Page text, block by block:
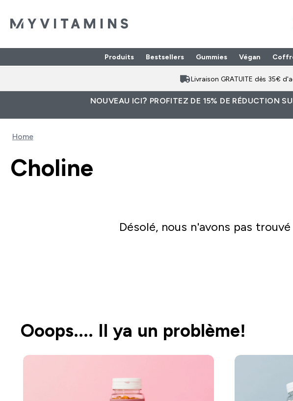
Produits Enter Produits submenu
Bestsellers Gummies Végan
Livraison GRATUITE dès 35€
NOUVEAU ICI? PROFITEZ DE 15% DE RÉDUCTION
Home
Choline
Désolé, nous n'avons pas
Ooops.... Il ya un problème!